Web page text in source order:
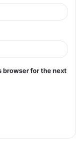
browser for the next